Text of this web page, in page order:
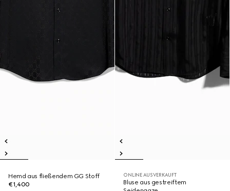
Hemd aus fließendem GG Stoff
€1,400
ONLINE AUSVERKAUFT
Bluse aus gestreiftem